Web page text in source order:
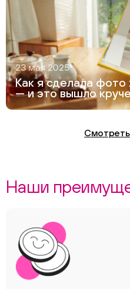
23 мая 2025
Как я сделала фото
— и это вышло
Смотреть
Наши